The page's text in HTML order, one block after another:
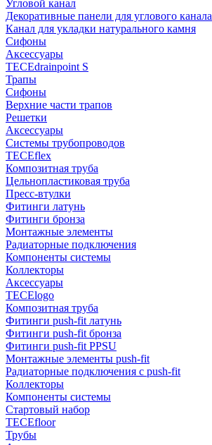
Угловой канал
Декоративные панели для углового канала
Канал для укладки натурального камня
Сифоны
Аксессуары
TECEdrainpoint S
Трапы
Сифоны
Верхние части трапов
Решетки
Аксессуары
Системы трубопроводов
TECEflex
Композитная труба
Цельнопластиковая труба
Пресс-втулки
Фитинги латунь
Фитинги бронза
Монтажные элементы
Радиаторные подключения
Компоненты системы
Коллекторы
Аксессуары
TECElogo
Композитная труба
Фитинги push-fit латунь
Фитинги push-fit бронза
Фитинги push-fit PPSU
Монтажные элементы push-fit
Радиаторные подключения с push-fit
Коллекторы
Компоненты системы
Стартовый набор
TECEfloor
Трубы